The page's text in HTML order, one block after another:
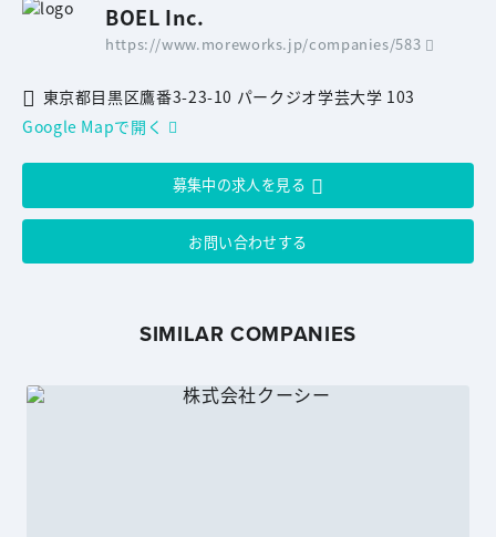
BOEL Inc.
https://www.moreworks.jp/companies/583
東京都目黒区鷹番3-23-10 パークジオ学芸大学 103
Google Mapで開く
募集中の求人を見る
お問い合わせする
SIMILAR COMPANIES